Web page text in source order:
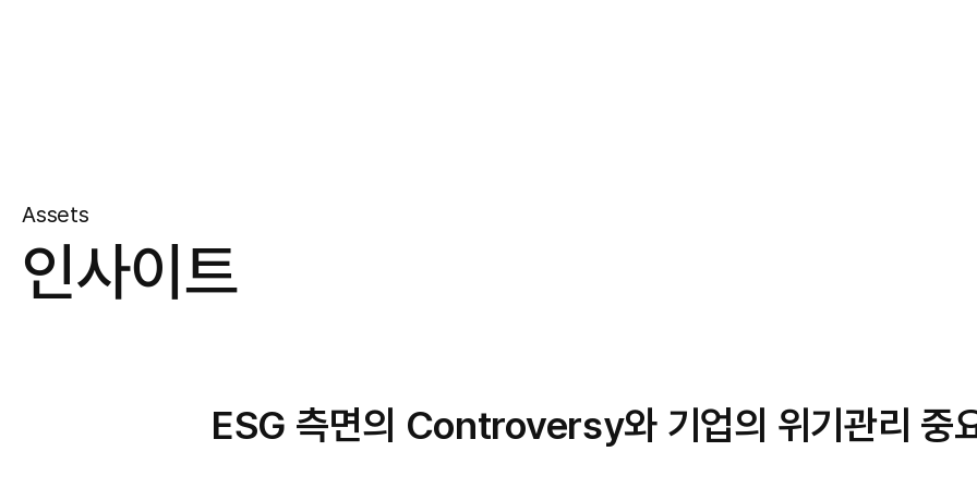
Assets
인사이트
ESG 측면의 Controversy와 기업의 위기관리 중